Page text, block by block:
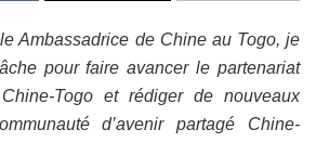
Ambassadrice de Chine au Togo, je
pour faire avancer le partenariat
Togo et rédiger de nouveaux
d’avenir partagé Chine-